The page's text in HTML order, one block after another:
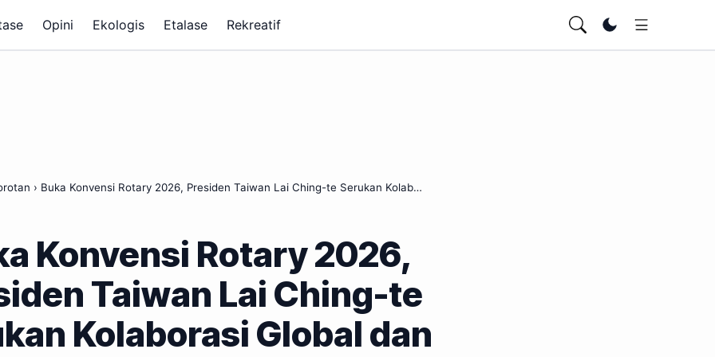
Opini Ekologis Etalase Rekreatif Ubah tema
› Buka Konvensi Rotary 2026, Presiden Taiwan Lai Ching-te Serukan Kolab…
Konvensi Rotary 2026,
Taiwan Lai Ching-te
Kolaborasi Global dan